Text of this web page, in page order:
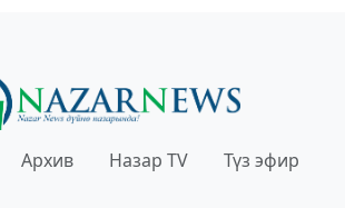
Архив Назар TV Түз эфир